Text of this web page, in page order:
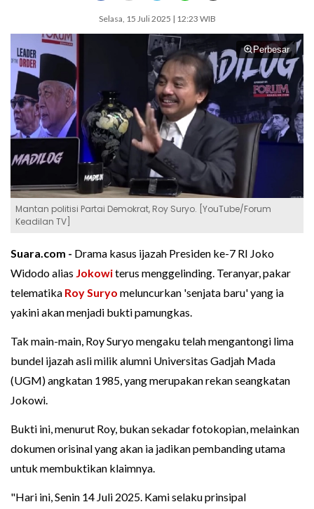
Selasa, 15 Juli 2025 | 12:23 WIB
Perbesar
Mantan politisi Partai Demokrat, Roy Suryo. [YouTube/Forum
Keadilan TV]
Suara.com - Drama kasus ijazah Presiden ke-7 RI Joko
Widodo alias Jokowiterus menggelinding. Teranyar, pakar
telematika Roy Suryo meluncurkan 'senjata baru' yang ia
yakini akan menjadi bukti pamungkas.
Tak main-main, Roy Suryo mengaku telah mengantongi lima
bundel ijazah asli milik alumni Universitas Gadjah Mada
(UGM) angkatan 1985, yang merupakan rekan seangkatan
Jokowi.
Bukti ini, menurut Roy, bukan sekadar fotokopian, melainkan
dokumen orisinal yang akan ia jadikan pembanding utama
untuk membuktikan klaimnya.
"Hari ini, Senin 14 Juli 2025. Kami selaku prinsipal